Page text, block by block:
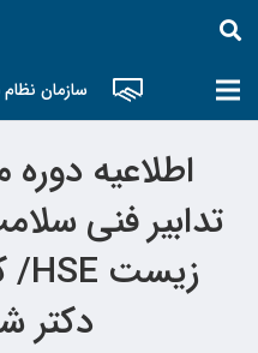
سازمان
اطلاعیه
تدابیر فنی
دکتر